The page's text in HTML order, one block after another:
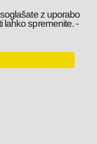
z uporabo
lahko spremenite.-